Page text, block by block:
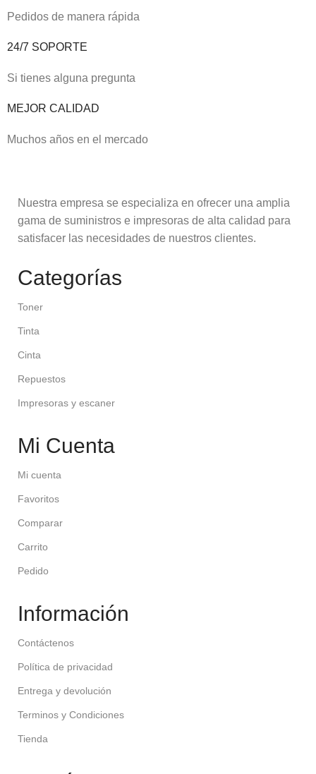
Pedidos de manera rápida
24/7 SOPORTE
Si tienes alguna pregunta
MEJOR CALIDAD
Muchos años en el mercado
Nuestra empresa se especializa en ofrecer una amplia
gama de suministros e impresoras de alta calidad para
satisfacer las necesidades de nuestros clientes.
Categorías
Toner
Tinta
Cinta
Repuestos
Impresoras y escaner
Mi Cuenta
Mi cuenta
Favoritos
Comparar
Carrito
Pedido
Información
Contáctenos
Política de privacidad
Entrega y devolución
Terminos y Condiciones
Tienda